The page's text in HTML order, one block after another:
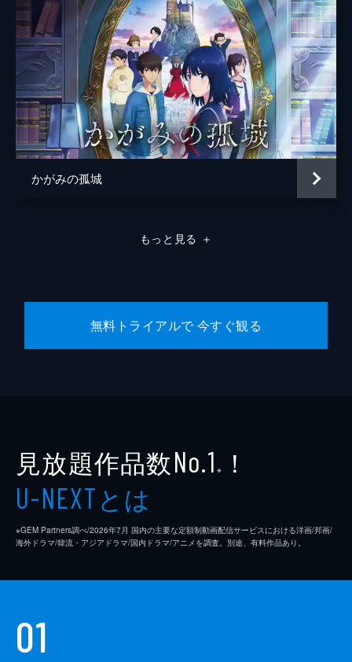
かがみの孤城
もっと見る ＋
無料トライアルで 今すぐ観る
見放題作品数No.1 ※ ！
U-NEXTとは
※GEM Partners調べ/2026年7⽉ 国内の主要な定額制動画配信サービスにおける洋画/邦画/
海外ドラマ/韓流・アジアドラマ/国内ドラマ/アニメを調査。別途、有料作品あり。
01